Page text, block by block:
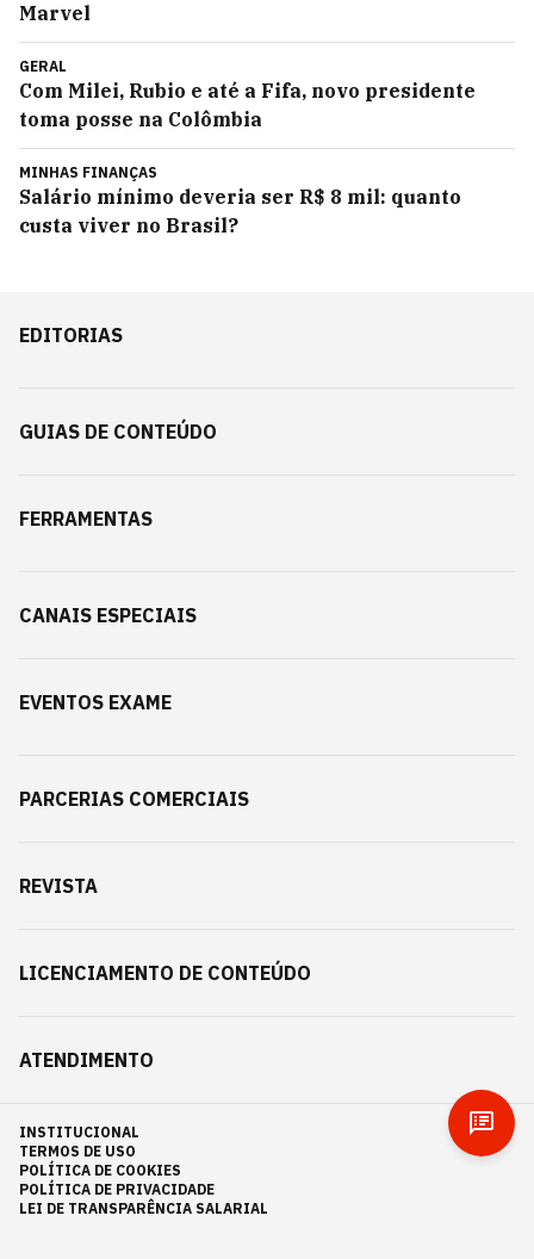
Marvel
GERAL
Com Milei, Rubio e até a Fifa, novo presidente
toma posse na Colômbia
MINHAS FINANÇAS
Salário mínimo deveria ser R$ 8 mil: quanto
custa viver no Brasil?
EDITORIAS
GUIAS DE CONTEÚDO
FERRAMENTAS
CANAIS ESPECIAIS
EVENTOS EXAME
PARCERIAS COMERCIAIS
REVISTA
LICENCIAMENTO DE CONTEÚDO
ATENDIMENTO
INSTITUCIONAL
TERMOS DE USO
POLÍTICA DE COOKIES
POLÍTICA DE PRIVACIDADE
LEI DE TRANSPARÊNCIA SALARIAL